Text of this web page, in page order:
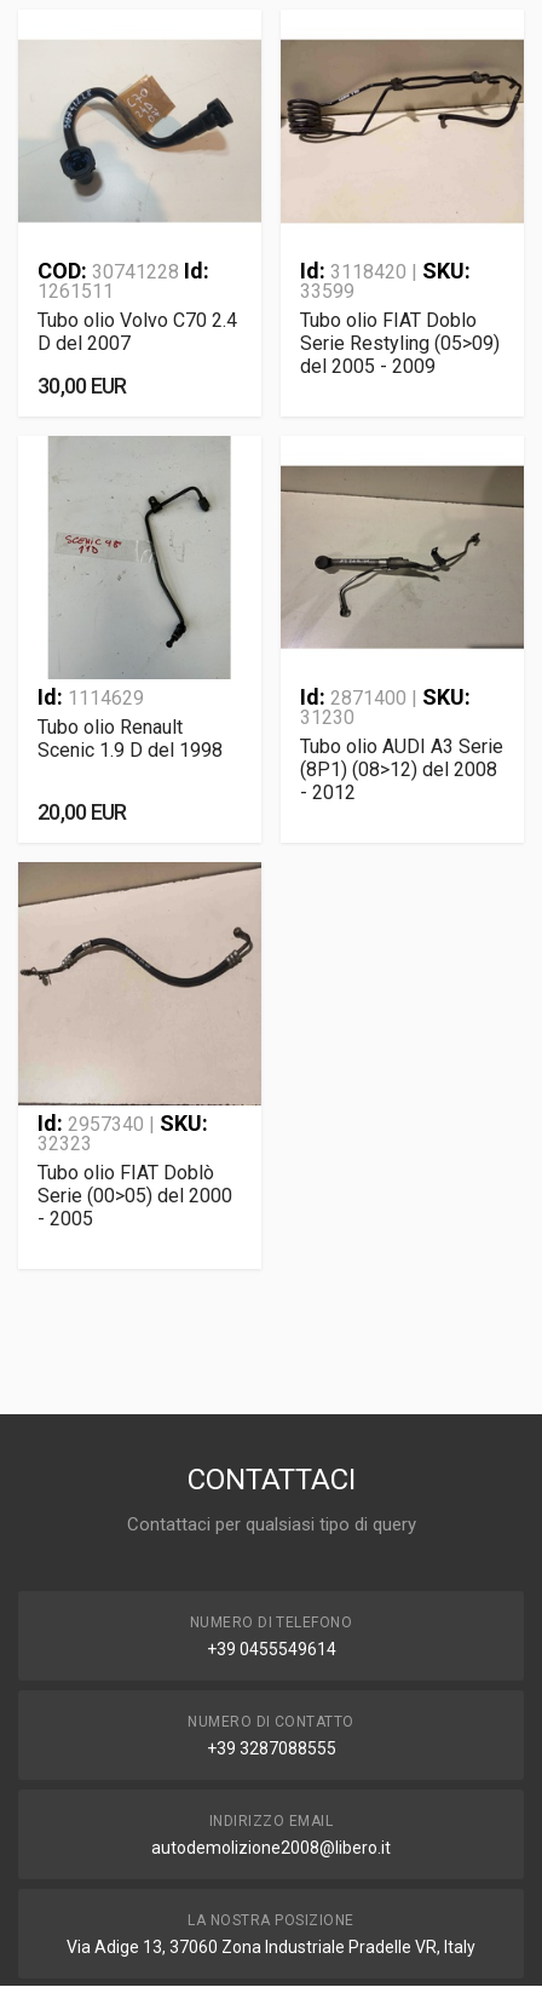
COD: 30741228 Id:
1261511
Tubo olio Volvo C70 2.4
D del 2007
30,00 EUR
Id: 3118420 | SKU:
33599
Tubo olio FIAT Doblo
Serie Restyling (05>09)
del 2005 - 2009
Id: 1114629
Tubo olio Renault
Scenic 1.9 D del 1998
20,00 EUR
Id: 2871400 | SKU:
31230
Tubo olio AUDI A3 Serie
(8P1) (08>12) del 2008
- 2012
Id: 2957340 | SKU:
32323
Tubo olio FIAT Doblò
Serie (00>05) del 2000
- 2005
CONTATTACI
Contattaci per qualsiasi tipo di query
NUMERO DI TELEFONO
+39 0455549614
NUMERO DI CONTATTO
+39 3287088555
INDIRIZZO EMAIL
autodemolizione2008@libero.it
LA NOSTRA POSIZIONE
Via Adige 13, 37060 Zona Industriale Pradelle VR, Italy